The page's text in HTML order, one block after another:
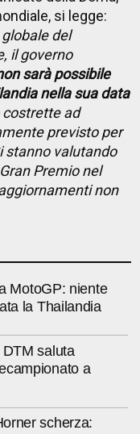
si legge:
del
il governo
sarà possibile
nella sua data
costrette ad
previsto per
stanno valutando
Premio nel
non
MotoGP: niente
la Thailandia
saluta
a
scherza: